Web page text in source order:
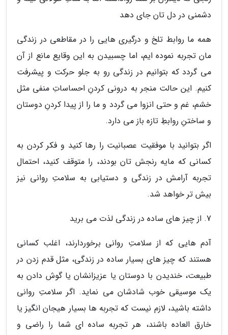
دشمنی در دل تان جای دهد
همه ما روابط تلخ و درگیری هایی را در مقاطعی در زندگی
مان تجربه نموده ایم، اما چسبیدن به این وقایع مانع از آن
می گردد که بتوانیم در زندگی رو به جلو حرکت و پیشرفت
کنیم. این حالت منجر به درونی کردنِ احساساتِ منفی مثل
خشم، غم و حتی انزوا می گردد و ما را از پیدا کردنِ دوستان
و ساختنِ روابطِ تازه باز می دارد.
اگر بتوانید با موفقیت عصبانیت را رها کنید و فکر کردن به
کسانی که مایه رنجش تان بودند، را متوقف کنید، احتمال
تجربه آرامش در زندگی و دستیابی به سلامتِ روانی نیز
بیش تر خواهد شد.
7. از چیز های ساده در زندگی لذت می برید
آدم هایی که از سلامتِ روانی برخوردارند، اغلب کسانی
هستند که چیز های بسیار ساده در زندگی، مثل قدم زدن در
طبیعت، خندیدن با دوستان یا عزیزانشان یا گوش دادن به
یک موسیقی خوب شادشان می نماید. اگر سلامتِ روانی
داشته باشید، لازم نیست که تجربه ها بسیار هیجان انگیز یا
خارق العاده باشند، هر تجربه ساده ای شما را راضی و